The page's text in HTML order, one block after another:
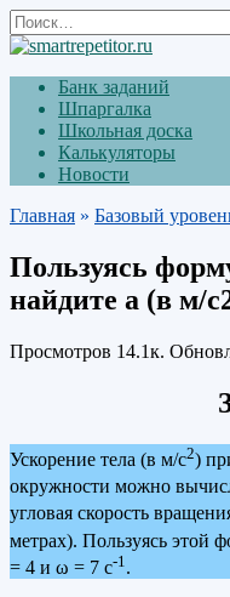
Перейти
к
содержанию
Search
for:
Банк заданий
Шпаргалка
Школьная доска
Калькуляторы
Новости
Главная » Базовый
Пользуясь
найдите а (в м/
Просмотров 14.1к.
Ускорение тела (в м/с2)
окружности можно
угловая скорость
метрах). Пользуясь этой
= 4 и ω = 7 с-1 .